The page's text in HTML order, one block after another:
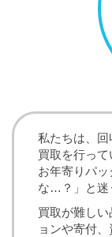
私たちは、回
買取を行って
お年寄りパ
な…？」と迷
買取が難し
ョンや寄付